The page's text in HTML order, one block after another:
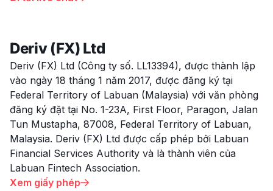
Deriv (FX) Ltd
Deriv (FX) Ltd (Công ty số. LL13394), được thành lập
vào ngày 18 tháng 1 năm 2017, được đăng ký tại
Federal Territory of Labuan (Malaysia) với văn phòng
đăng ký đặt tại No. 1-23A, First Floor, Paragon, Jalan
Tun Mustapha, 87008, Federal Territory of Labuan,
Malaysia. Deriv (FX) Ltd được cấp phép bởi Labuan
Financial Services Authority và là thành viên của
Labuan Fintech Association.
Xem giấy phép